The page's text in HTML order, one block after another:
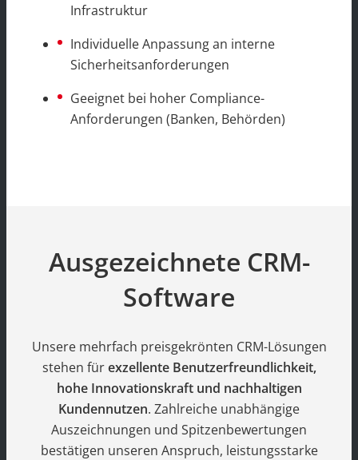
Infrastruktur
Individuelle Anpassung an interne
Sicherheitsanforderungen
Geeignet bei hoher Compliance-
Anforderungen (Banken, Behörden)
Ausgezeichnete CRM-
Software
Unsere mehrfach preisgekrönten CRM-Lösungen
stehen fürexzellente Benutzerfreundlichkeit,
hohe Innovationskraft und nachhaltigen
Kundennutzen. Zahlreiche unabhängige
Auszeichnungen und Spitzenbewertungen
bestätigen unseren Anspruch, leistungsstarke